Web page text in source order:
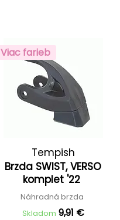
Viac farieb
Tempish
Brzda SWIST, VERSO
komplet '22
Náhradná brzda
Skladom 9,91 €